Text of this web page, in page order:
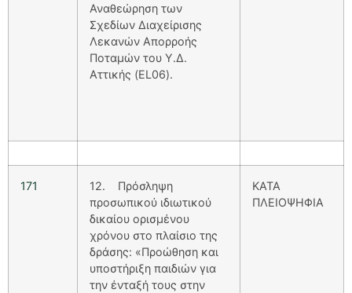
Αναθεώρηση των
Σχεδίων Διαχείρισης
Λεκανών Απορροής
Ποταμών του Υ.Δ.
Αττικής (EL06).
171
12. Πρόσληψη
προσωπικού ιδιωτικού
δικαίου ορισμένου
χρόνου στο πλαίσιο της
δράσης: «Προώθηση και
υποστήριξη παιδιών για
την ένταξή τους στην
ΚΑΤΑ
ΠΛΕΙΟΨΗΦΙΑ